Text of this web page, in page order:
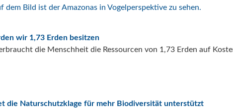
wir 1,73 Erden besitzen
die Menschheit die Ressourcen von 1,73 Erden auf
die Naturschutzklage für mehr Biodiversität unterstützt